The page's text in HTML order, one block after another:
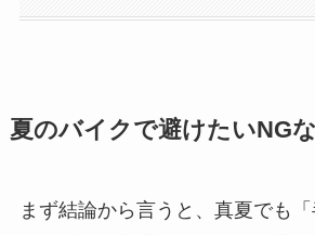
夏のバイクで避けたいNG
まず結論から言うと、真夏でも「